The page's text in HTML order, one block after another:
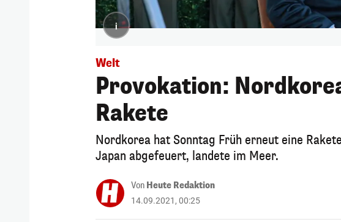
i
Welt
Provokation:
Rakete
Nordkorea hat Sonntag Früh erneut eine
Japan abgefeuert, landete im Meer.
Von Heute Redaktion
14.09.2021, 00:25